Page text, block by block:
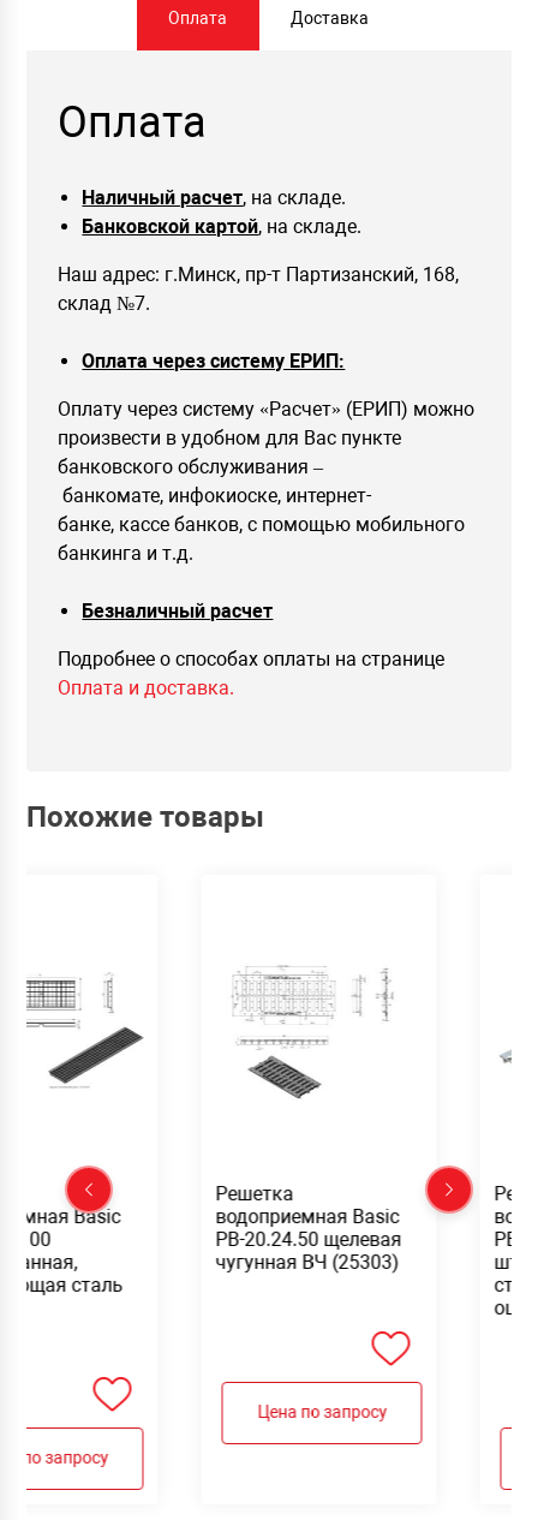
Оплата Доставка
Оплата
Наличный расчет, на складе.
Банковской картой, на складе.
Наш адрес: г.Минск, пр-т Партизанский, 168,
склад №7.
Оплата через систему ЕРИП:
Оплату через систему «Расчет» (ЕРИП) можно
произвести в удобном для Вас пункте
банковского обслуживания –
банкомате, инфокиоске, интернет-
банке, кассе банков, с помощью мобильного
банкинга и т.д.
Безналичный расчет
Подробнее о способах оплаты на странице
Оплата и доставка.
Похожие товары
Basic
сталь
по запросу
Решетка
водоприемная Basic
РВ-20.24.50 щелевая
чугунная ВЧ (25303)
Цена по запросу
РВ-